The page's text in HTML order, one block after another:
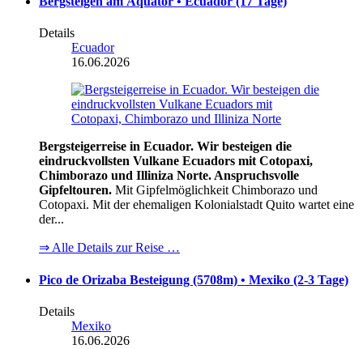
Details
Ecuador
16.06.2026
Bergsteigerreise in Ecuador. Wir besteigen die
eindruckvollsten Vulkane Ecuadors mit Cotopaxi,
Chimborazo und Illiniza Norte. Anspruchsvolle
Gipfeltouren. Mit Gipfelmöglichkeit Chimborazo und
Cotopaxi. Mit der ehemaligen Kolonialstadt Quito wartet eine
der...
⇒ Alle Details zur Reise …
Pico de Orizaba Besteigung (5708m) • Mexiko (2-3 Tage)
Details
Mexiko
16.06.2026